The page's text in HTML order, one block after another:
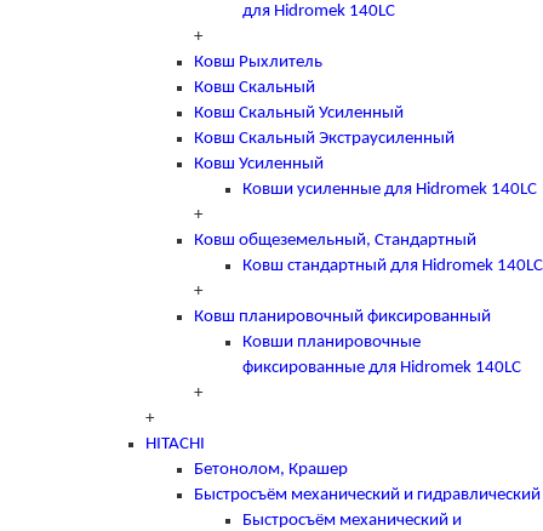
для Hidromek 140LC
+
Ковш Рыхлитель
Ковш Скальный
Ковш Скальный Усиленный
Ковш Скальный Экстраусиленный
Ковш Усиленный
Ковши усиленные для Hidromek 140LC
+
Ковш общеземельный, Стандартный
Ковш стандартный для Hidromek 140LC
+
Ковш планировочный фиксированный
Ковши планировочные
фиксированные для Hidromek 140LC
+
+
HITACHI
Бетонолом, Крашер
Быстросъём механический и гидравлический
Быстросъём механический и